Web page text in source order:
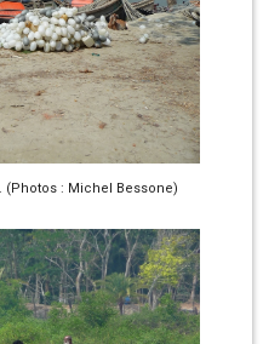
(Photos : Michel Bessone)